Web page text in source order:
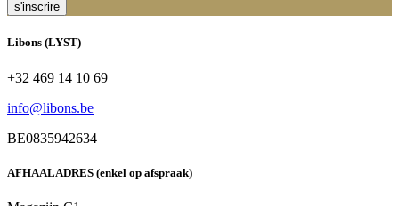
s'inscrire
Libons (LYST)
+32 469 14 10 69
info@libons.be
BE0835942634
AFHAALADRES (enkel op afspraak)